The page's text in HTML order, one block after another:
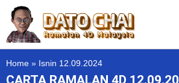
Home » Isnin 12.09.2024